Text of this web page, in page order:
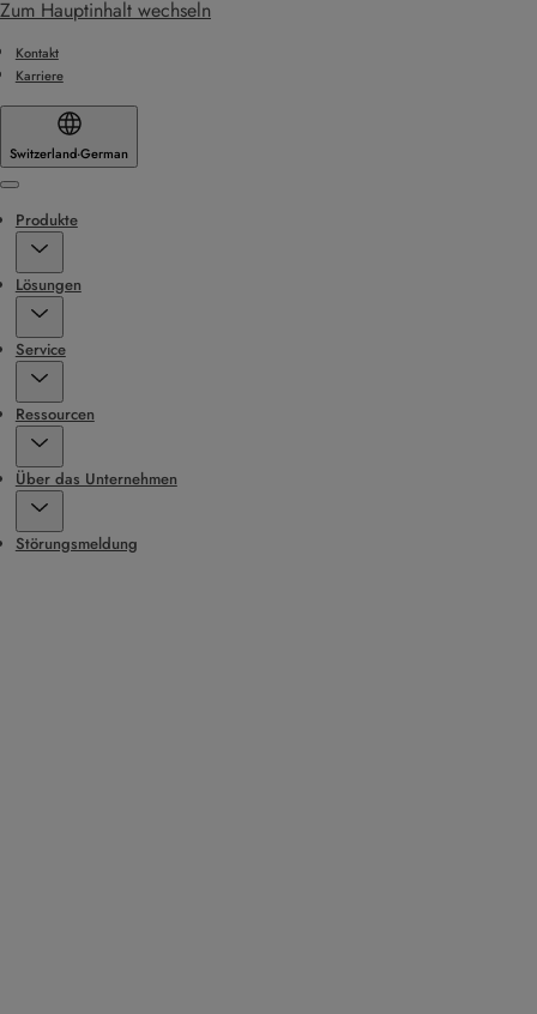
Zum Hauptinhalt wechseln
Kontakt
Karriere
Switzerland·German
Menu
Produkte
Lösungen
Service
Ressourcen
Über das Unternehmen
Störungsmeldung